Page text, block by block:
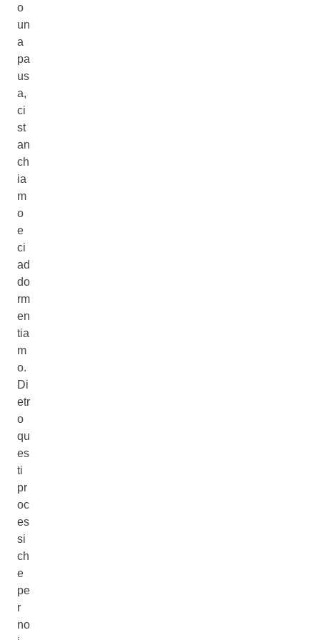
o
un
a
pa
us
a,
ci
st
an
ch
ia
m
o
e
ci
ad
do
rm
en
tia
m
o.
Di
etr
o
qu
es
ti
pr
oc
es
si
ch
e
pe
r
no